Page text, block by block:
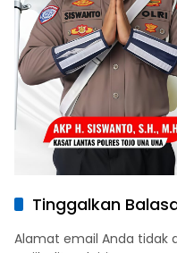
Tinggalkan
Alamat email Anda tidak